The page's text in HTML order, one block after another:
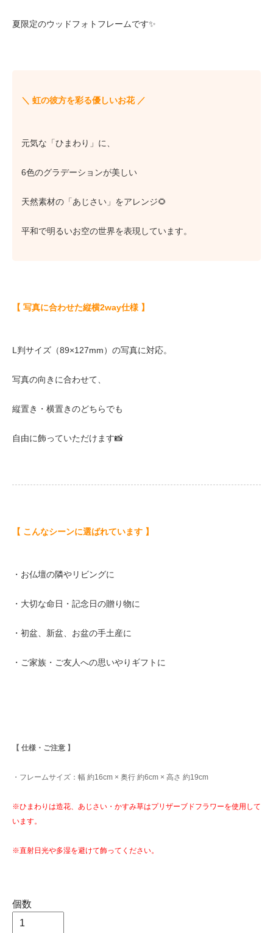
夏限定のウッドフォトフレームです✨
＼ 虹の彼方を彩る優しいお花 ／
元気な「ひまわり」に、
6色のグラデーションが美しい
天然素材の「あじさい」をアレンジ🌻
平和で明るいお空の世界を表現しています。
【 写真に合わせた縦横2way仕様 】
L判サイズ（89×127mm）の写真に対応。
写真の向きに合わせて、
縦置き・横置きのどちらでも
自由に飾っていただけます📸
【 こんなシーンに選ばれています 】
・お仏壇の隣やリビングに
・大切な命日・記念日の贈り物に
・初盆、新盆、お盆の手土産に
・ご家族・ご友人への思いやりギフトに
【 仕様・ご注意 】
・フレームサイズ：幅 約16cm × 奥行 約6cm × 高さ 約19cm
※ひまわりは造花、あじさい・かすみ草はプリザーブドフラワーを使用して
います。
※直射日光や多湿を避けて飾ってください。
個数